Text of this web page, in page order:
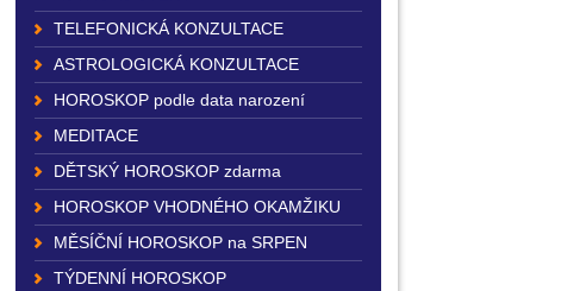
TELEFONICKÁ KONZULTACE
ASTROLOGICKÁ KONZULTACE
HOROSKOP podle data narození
MEDITACE
DĚTSKÝ HOROSKOP zdarma
HOROSKOP VHODNÉHO OKAMŽIKU
MĚSÍČNÍ HOROSKOP na SRPEN
TÝDENNÍ HOROSKOP